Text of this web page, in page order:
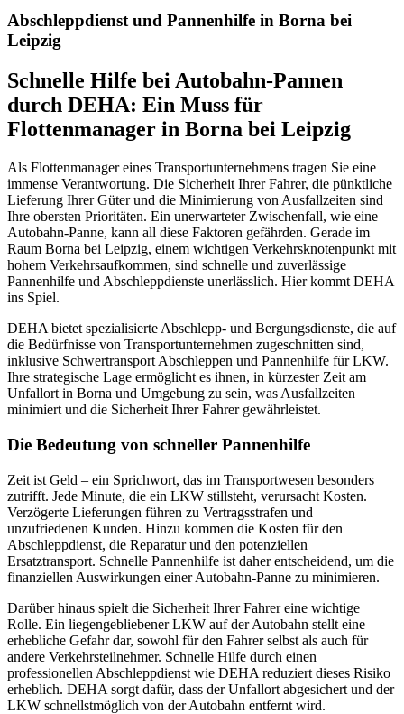
Abschleppdienst und Pannenhilfe in Borna bei
Leipzig
Schnelle Hilfe bei Autobahn-Pannen
durch DEHA: Ein Muss für
Flottenmanager in Borna bei Leipzig
Als Flottenmanager eines Transportunternehmens tragen Sie eine
immense Verantwortung. Die Sicherheit Ihrer Fahrer, die pünktliche
Lieferung Ihrer Güter und die Minimierung von Ausfallzeiten sind
Ihre obersten Prioritäten. Ein unerwarteter Zwischenfall, wie eine
Autobahn-Panne, kann all diese Faktoren gefährden. Gerade im
Raum Borna bei Leipzig, einem wichtigen Verkehrsknotenpunkt mit
hohem Verkehrsaufkommen, sind schnelle und zuverlässige
Pannenhilfe und Abschleppdienste unerlässlich. Hier kommt DEHA
ins Spiel.
DEHA bietet spezialisierte Abschlepp- und Bergungsdienste, die auf
die Bedürfnisse von Transportunternehmen zugeschnitten sind,
inklusive Schwertransport Abschleppen und Pannenhilfe für LKW.
Ihre strategische Lage ermöglicht es ihnen, in kürzester Zeit am
Unfallort in Borna und Umgebung zu sein, was Ausfallzeiten
minimiert und die Sicherheit Ihrer Fahrer gewährleistet.
Die Bedeutung von schneller Pannenhilfe
Zeit ist Geld – ein Sprichwort, das im Transportwesen besonders
zutrifft. Jede Minute, die ein LKW stillsteht, verursacht Kosten.
Verzögerte Lieferungen führen zu Vertragsstrafen und
unzufriedenen Kunden. Hinzu kommen die Kosten für den
Abschleppdienst, die Reparatur und den potenziellen
Ersatztransport. Schnelle Pannenhilfe ist daher entscheidend, um die
finanziellen Auswirkungen einer Autobahn-Panne zu minimieren.
Darüber hinaus spielt die Sicherheit Ihrer Fahrer eine wichtige
Rolle. Ein liegengebliebener LKW auf der Autobahn stellt eine
erhebliche Gefahr dar, sowohl für den Fahrer selbst als auch für
andere Verkehrsteilnehmer. Schnelle Hilfe durch einen
professionellen Abschleppdienst wie DEHA reduziert dieses Risiko
erheblich. DEHA sorgt dafür, dass der Unfallort abgesichert und der
LKW schnellstmöglich von der Autobahn entfernt wird.